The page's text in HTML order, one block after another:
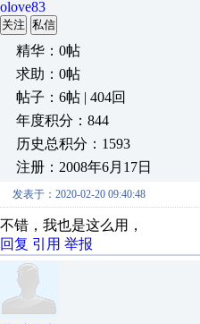
olove83
关注 私信
精华：0帖
求助：0帖
帖子：6帖 | 404回
年度积分：844
历史总积分：1593
注册：2008年6月17日
发表于：2020-02-20 09:40:48
不错，我也是这么用，
回复 引用 举报